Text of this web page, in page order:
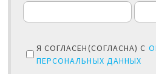
Я СОГЛАСЕН(СОГЛАСНА) С
ПЕРСОНАЛЬНЫХ ДАННЫХ